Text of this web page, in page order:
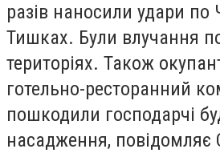
разів наносили удари по
Тишках. Були влучання
територіях. Також
готельно-ресторанний
пошкодили господарчі
насадження, повідомляє